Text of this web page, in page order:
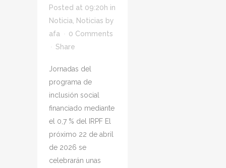
Posted at 09:20h in
Noticia
Noticias by
afa
0 Comments
Share
Jornadas del
programa de
inclusión social
financiado mediante
el 0,7 % del IRPF El
próximo 22 de abril
de 2026 se
celebrarán unas